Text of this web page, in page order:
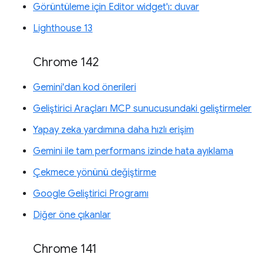
Görüntüleme için Editor widget'ı: duvar
Lighthouse 13
Chrome 142
Gemini'dan kod önerileri
Geliştirici Araçları MCP sunucusundaki geliştirmeler
Yapay zeka yardımına daha hızlı erişim
Gemini ile tam performans izinde hata ayıklama
Çekmece yönünü değiştirme
Google Geliştirici Programı
Diğer öne çıkanlar
Chrome 141